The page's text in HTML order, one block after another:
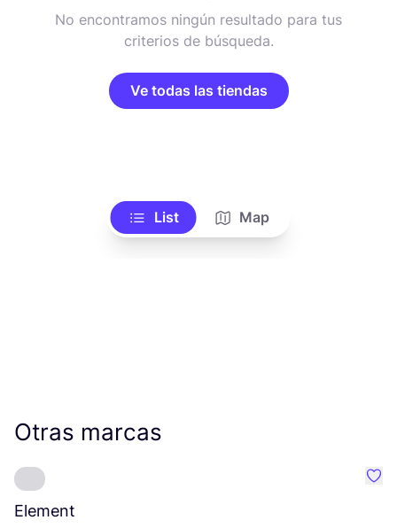
No encontramos ningún resultado para tus
criterios de búsqueda.
Ve todas las tiendas
List Map
Otras marcas
Element